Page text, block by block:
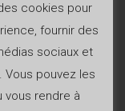
cookies pour
fournir des
sociaux et
Vous pouvez les
vous rendre à